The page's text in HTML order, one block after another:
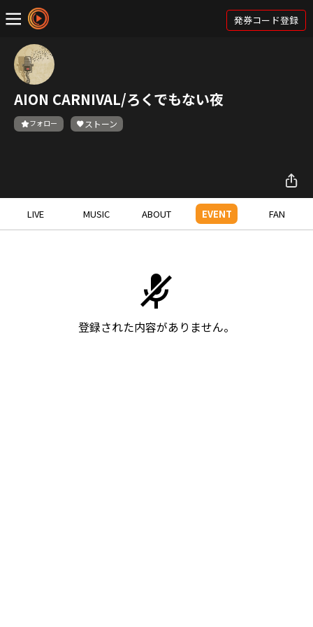
発券コード登録
AION CARNIVAL/ろくでもない夜
フォロー ストーン
LIVE MUSIC ABOUT EVENT FAN
登録された内容がありません。